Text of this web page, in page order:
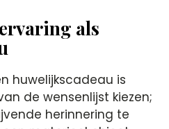
als
huwelijkscadeau is
de wensenlijst kiezen;
herinnering te